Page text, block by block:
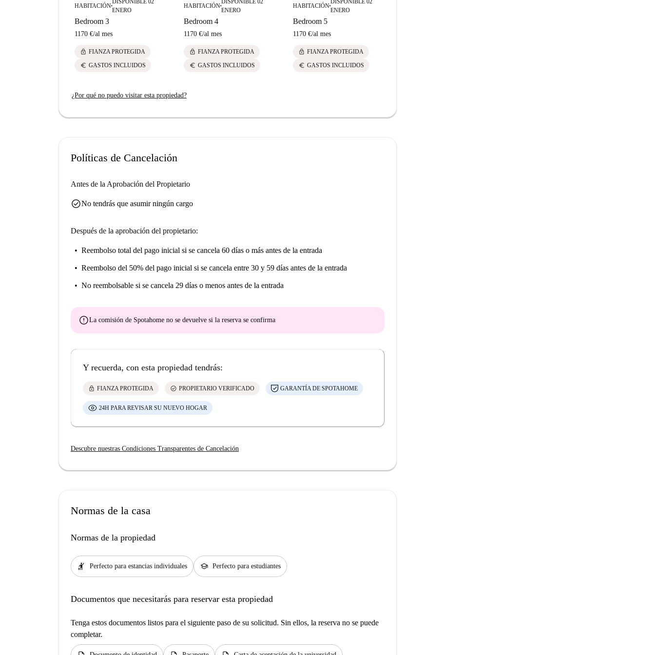
HABITACIÓN■
ENERO
Bedroom 3
1170 €/al mes
lock FIANZA PROTEGIDA
euro GASTOS INCLUIDOS
HABITACIÓN■
ENERO
Bedroom 4
1170 €/al mes
lock FIANZA PROTEGIDA
euro GASTOS INCLUIDOS
HABITACIÓN■
ENERO
Bedroom 5
1170 €/al mes
lock FIANZA PROTEGIDA
euro GASTOS INCLUIDOS
¿Por qué no puedo visitar esta propiedad?
Políticas de Cancelación
Antes de la Aprobación del Propietario
check_circleNo tendrás que asumir ningún cargo
Después de la aprobación del propietario:
Reembolso total del pago inicial si se cancela 60 días o más antes de la entrada
Reembolso del 50% del pago inicial si se cancela entre 30 y 59 días antes de la entrada
No reembolsable si se cancela 29 días o menos antes de la entrada
errorLa comisión de Spotahome no se devuelve si la reserva se confirma
Y recuerda, con esta propiedad tendrás:
lock FIANZA PROTEGIDA check_circle PROPIETARIO VERIFICADO GARANTÍA DE SPOTAHOME
24H PARA REVISAR SU NUEVO HOGAR
Descubre nuestras Condiciones Transparentes de Cancelación
Normas de la casa
Normas de la propiedad
hail Perfecto para estancias individuales school Perfecto para estudiantes
Documentos que necesitarás para reservar esta propiedad
Tenga estos documentos listos para el siguiente paso de su solicitud. Sin ellos, la reserva no se puede
completar.